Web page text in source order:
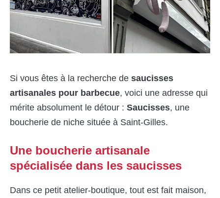
Si vous êtes à la recherche de saucisses
artisanales pour barbecue, voici une adresse qui
mérite absolument le détour : Saucisses, une
boucherie de niche située à Saint-Gilles.
Une boucherie artisanale
spécialisée dans les saucisses
Dans ce petit atelier-boutique, tout est fait maison,